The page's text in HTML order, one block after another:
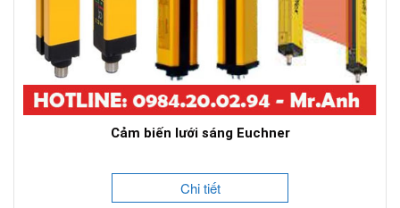
Cảm biến lưới sáng Euchner
Chi tiết